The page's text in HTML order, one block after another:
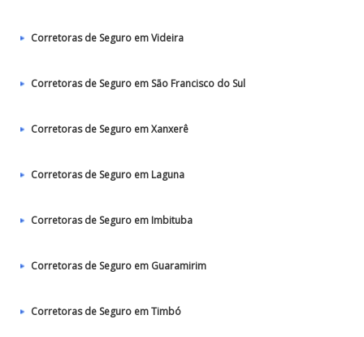
Corretoras de Seguro em Videira
Corretoras de Seguro em São Francisco do Sul
Corretoras de Seguro em Xanxerê
Corretoras de Seguro em Laguna
Corretoras de Seguro em Imbituba
Corretoras de Seguro em Guaramirim
Corretoras de Seguro em Timbó